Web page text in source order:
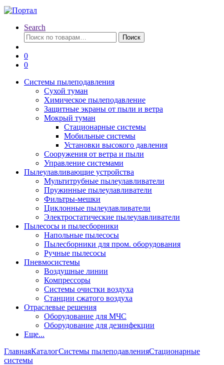
Search
Искать:
Поиск
0
0
Системы пылеподавления
Сухой туман
Химическое пылеподавление
Защитные экраны от пыли и ветра
Мокрый туман
Стационарные системы
Мобильные системы
Установки высокого давления
Сооружения от ветра и пыли
Управление системами
Пылеулавливающие устройства
Мультитрубные пылеулавливатели
Пружинные пылеулавливатели
Фильтры-мешки
Циклонные пылеулавливатели
Электростатические пылеулавливатели
Пылесосы и пылесборники
Напольные пылесосы
Пылесборники для пром. оборудования
Ручные пылесосы
Пневмосистемы
Воздушные линии
Компрессоры
Системы очистки воздуха
Станции сжатого воздуха
Отраслевые решения
Оборудование для МЧС
Оборудование для дезинфекции
Еще...
ГлавнаяКаталогСистемы пылеподавленияСтационарные
системы